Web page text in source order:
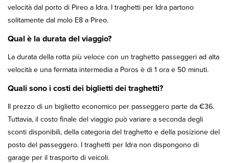
velocità dal porto di Pireo a Idra. I traghetti per Idra partono
solitamente dal molo E8 a Pireo.
Qual è la durata del viaggio?
La durata della rotta più veloce con un traghetto passeggeri ad alta
velocità e una fermata intermedia a Poros è di 1 ora e 50 minuti.
Quali sono i costi dei biglietti dei traghetti?
Il prezzo di un biglietto economico per passeggero parte da €36.
Tuttavia, il costo finale del viaggio può variare a seconda degli
sconti disponibili, della categoria del traghetto e della posizione del
posto del passeggero. I traghetti per Idra non dispongono di
garage per il trasporto di veicoli.